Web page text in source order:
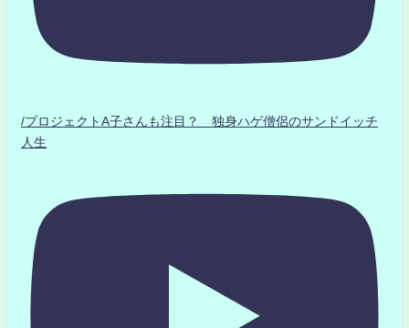
/プロジェクトA子さんも注目？ 独身ハゲ僧侶のサンドイッチ
人生